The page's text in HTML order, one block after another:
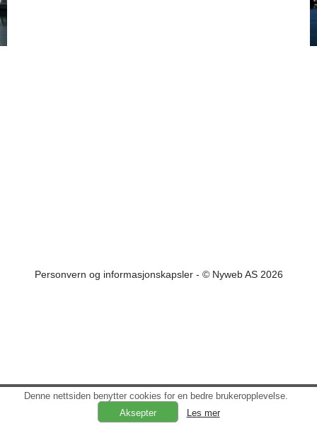
Personvern og informasjonskapsler- © Nyweb AS 2026
Denne nettsiden benytter cookies for en bedre brukeropplevelse.
Les mer